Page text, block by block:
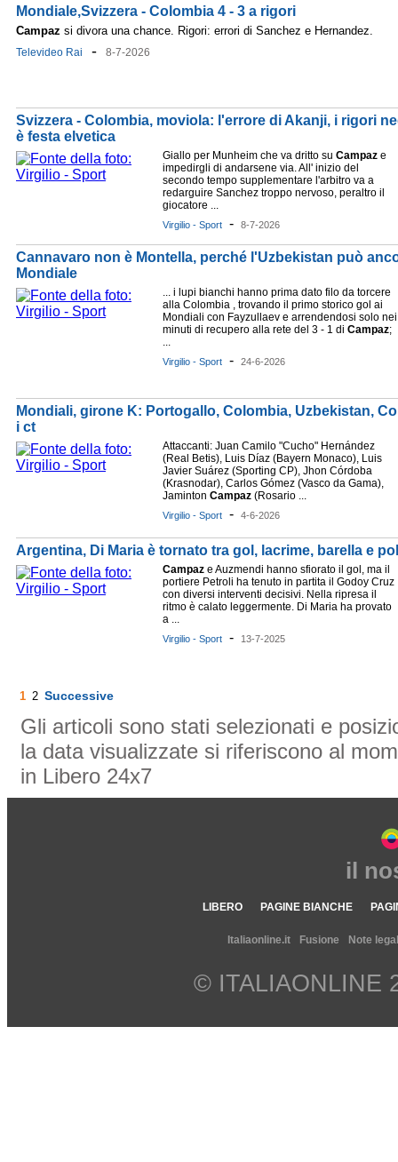
Mondiale,Svizzera - Colombia 4 - 3 a rigori
Campaz si divora una chance. Rigori: errori di Sanchez e Hernandez.
Televideo Rai - 8-7-2026
Svizzera - Colombia, moviola: l'errore di Akanji, i rigori
è festa elvetica
Giallo per Munheim che va dritto su Campaz e
impedirgli di andarsene via. All' inizio del
secondo tempo supplementare l'arbitro va a
redarguire Sanchez troppo nervoso, peraltro il
giocatore ...
Virgilio - Sport - 8-7-2026
Cannavaro non è Montella, perché l'Uzbekistan può
Mondiale
... i lupi bianchi hanno prima dato filo da torcere
alla Colombia , trovando il primo storico gol ai
Mondiali con Fayzullaev e arrendendosi solo nei
minuti di recupero alla rete del 3 - 1 di Campaz;
...
Virgilio - Sport - 24-6-2026
Mondiali, girone K: Portogallo, Colombia, Uzbekistan,
i ct
Attaccanti: Juan Camilo "Cucho" Hernández
(Real Betis), Luis Díaz (Bayern Monaco), Luis
Javier Suárez (Sporting CP), Jhon Córdoba
(Krasnodar), Carlos Gómez (Vasco da Gama),
Jaminton Campaz (Rosario ...
Virgilio - Sport - 4-6-2026
Argentina, Di Maria è tornato tra gol, lacrime, barella e
Campaz e Auzmendi hanno sfiorato il gol, ma il
portiere Petroli ha tenuto in partita il Godoy Cruz
con diversi interventi decisivi. Nella ripresa il
ritmo è calato leggermente. Di Maria ha provato
a ...
Virgilio - Sport - 13-7-2025
1 2 Successive
Gli articoli sono stati selezionati e
la data visualizzate si riferiscono al
in Libero 24x7
il
LIBERO PAGINE BIANCHE
Italiaonline.it Fusione Note
© ITALIAONLINE